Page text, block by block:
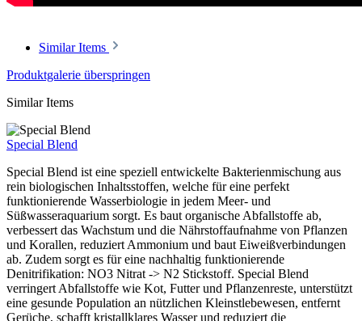
Similar Items
Produktgalerie überspringen
Similar Items
Special Blend
Special Blend ist eine speziell entwickelte Bakterienmischung aus
rein biologischen Inhaltsstoffen, welche für eine perfekt
funktionierende Wasserbiologie in jedem Meer- und
Süßwasseraquarium sorgt. Es baut organische Abfallstoffe ab,
verbessert das Wachstum und die Nährstoffaufnahme von Pflanzen
und Korallen, reduziert Ammonium und baut Eiweißverbindungen
ab. Zudem sorgt es für eine nachhaltig funktionierende
Denitrifikation: NO3 Nitrat -> N2 Stickstoff. Special Blend
verringert Abfallstoffe wie Kot, Futter und Pflanzenreste, unterstützt
eine gesunde Population an nützlichen Kleinstlebewesen, entfernt
Gerüche, schafft kristallklares Wasser und reduziert die